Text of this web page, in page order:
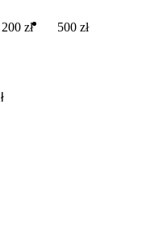
200 zł 500 zł